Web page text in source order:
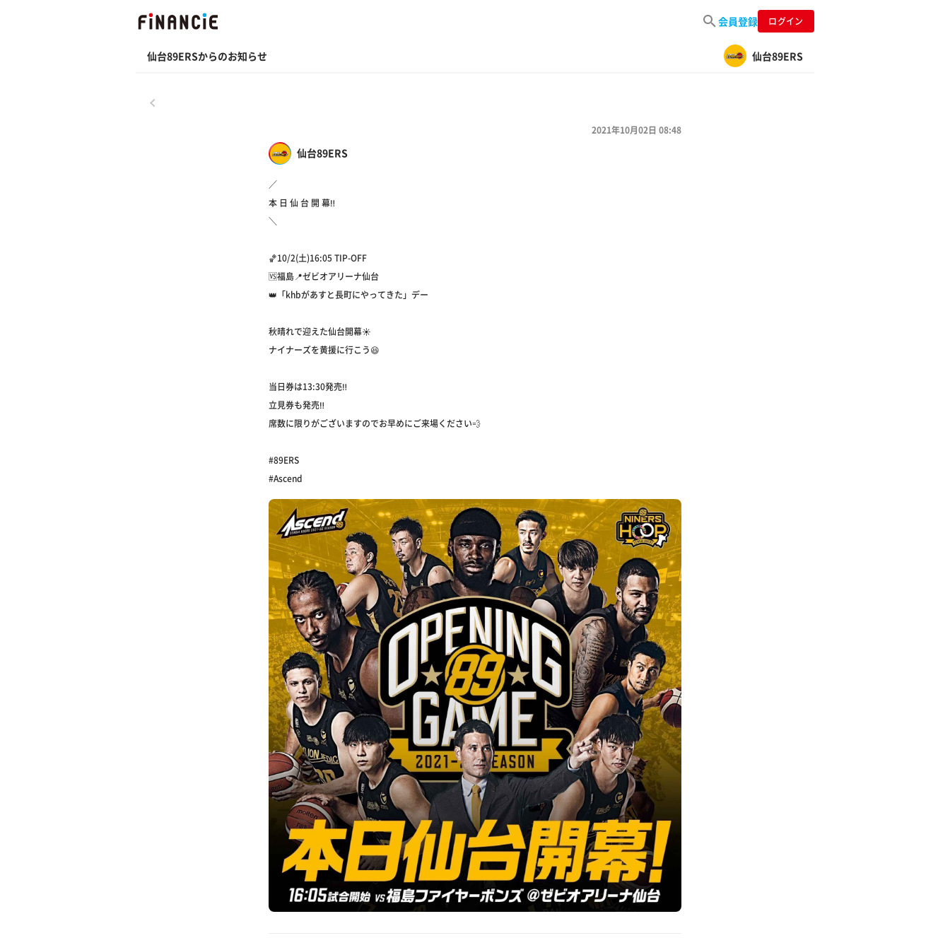
会員登録 ログイン
仙台89ERSからのお知らせ 仙台89ERS
仙台89ERS
2021年10月02日 08:48
／
本 日 仙 台 開 幕‼️
＼
🏀10/2(土)16:05 TIP-OFF
🆚福島📍ゼビオアリーナ仙台
👑「khbがあすと長町にやってきた」デー
秋晴れで迎えた仙台開幕☀️
ナイナーズを黄援に行こう😆
当日券は13:30発売‼️
立見券も発売‼️
席数に限りがございますのでお早めにご来場ください💨
#89ERS
#Ascend